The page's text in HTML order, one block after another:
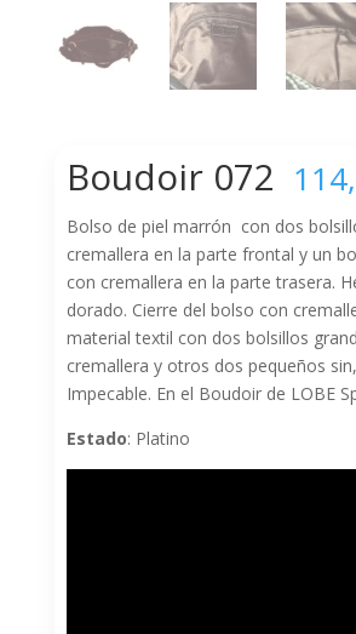
Boudoir 072
Bolso de piel marrón con dos
cremallera en la parte frontal y un
con cremallera en la parte trasera.
dorado. Cierre del bolso con
material textil con dos bolsillos
cremallera y otros dos pequeños
Impecable. En el Boudoir de LOBE
Estado: Platino